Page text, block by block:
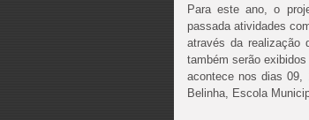
Para este ano, o
passada atividades
através da realização
também serão
acontece nos dias 09,
Belinha, Escola